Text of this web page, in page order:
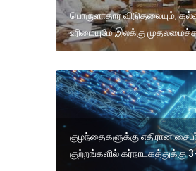
பொருளாதார விடுதலையும்,
உரிமையுமே இலக்கு
குழந்தைகளுக்கு எதிரான
குற்றங்களில் கர்நாடகத்துக்கு